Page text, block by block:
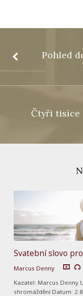
Pohled
Čtyři tisíce
Svatební slovo
Marcus Denny
Kazatel: Marcus Denny
shromáždění Datum: